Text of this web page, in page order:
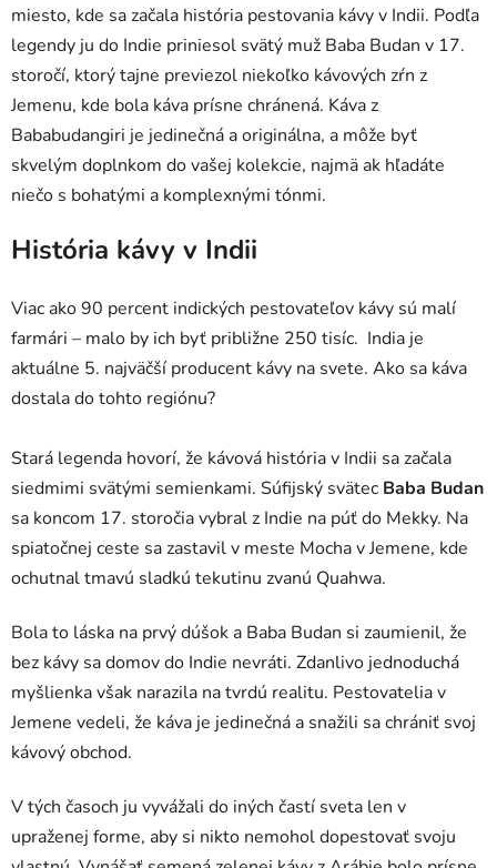
miesto, kde sa začala história pestovania kávy v Indii. Podľa
legendy ju do Indie priniesol svätý muž Baba Budan v 17.
storočí, ktorý tajne previezol niekoľko kávových zŕn z
Jemenu, kde bola káva prísne chránená. Káva z
Bababudangiri je jedinečná a originálna, a môže byť
skvelým doplnkom do vašej kolekcie, najmä ak hľadáte
niečo s bohatými a komplexnými tónmi.
História kávy v Indii
Viac ako 90 percent indických pestovateľov kávy sú malí
farmári – malo by ich byť približne 250 tisíc. India je
aktuálne 5. najväčší producent kávy na svete. Ako sa káva
dostala do tohto regiónu?
Stará legenda hovorí, že kávová história v Indii sa začala
siedmimi svätými semienkami. Súfijský svätec Baba Budan
sa koncom 17. storočia vybral z Indie na púť do Mekky. Na
spiatočnej ceste sa zastavil v meste Mocha v Jemene, kde
ochutnal tmavú sladkú tekutinu zvanú Quahwa.
Bola to láska na prvý dúšok a Baba Budan si zaumienil, že
bez kávy sa domov do Indie nevráti. Zdanlivo jednoduchá
myšlienka však narazila na tvrdú realitu. Pestovatelia v
Jemene vedeli, že káva je jedinečná a snažili sa chrániť svoj
kávový obchod.
V tých časoch ju vyvážali do iných častí sveta len v
upraženej forme, aby si nikto nemohol dopestovať svoju